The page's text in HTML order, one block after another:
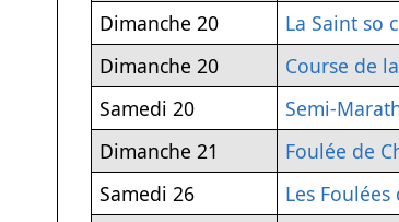
Dimanche 20
La Saint so
Dimanche 20
Course de
Samedi 20
Semi-
Dimanche 21
Foulée de
Samedi 26
Les